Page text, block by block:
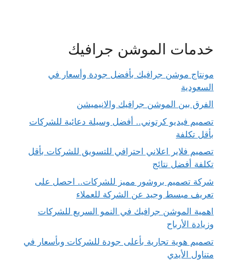
خدمات الموشن جرافيك
مونتاج موشن جرافيك بأفضل جودة وأسعار في
السعودية
الفرق بين الموشن جرافيك والانيميشن
تصميم فيديو كرتوني.. أفضل وسيلة دعائية للشركات
بأقل تكلفة
تصميم فلاير اعلاني احترافي للتسويق للشركات بأقل
تكلفة أفضل نتائج
شركة تصميم بروشور مميز للشركات.. احصل على
تعريف مبسط وجيد عن الشركة للعملاء
اهمية الموشن جرافيك في النمو السريع للشركات
وزيادة الأرباح
تصميم هوية تجارية بأعلى جودة للشركات وبأسعار في
متناول الأيدي